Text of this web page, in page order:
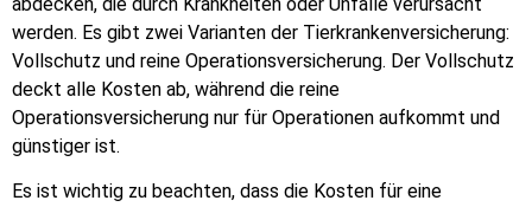
werden. Es gibt zwei Varianten der Tierkrankenversicherung:
Vollschutz und reine Operationsversicherung. Der Vollschutz
deckt alle Kosten ab, während die reine
Operationsversicherung nur für Operationen aufkommt und
günstiger ist.
Es ist wichtig zu beachten, dass die Kosten für eine